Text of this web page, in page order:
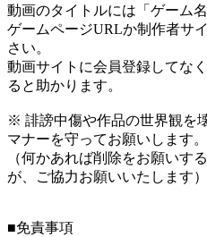
動画のタイトルには「ゲーム
ゲームページURLか制作者サ
さい。
動画サイトに会員登録してな
ると助かります。
※ 誹謗中傷や作品の世界観を
マナーを守ってお願いします。
（何かあれば削除をお願いす
が、ご協力お願いいたします）
■免責事項